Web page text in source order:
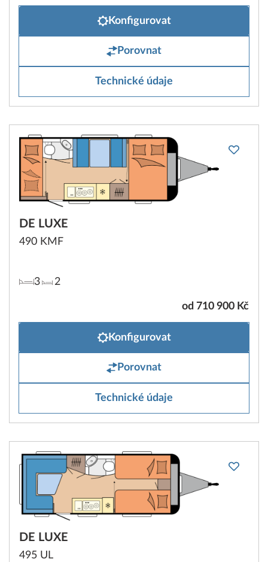
Konfigurovat
Porovnat
Technické údaje
DE LUXE
490 KMF
3 2
od 710 900 Kč
Konfigurovat
Porovnat
Technické údaje
DE LUXE
495 UL